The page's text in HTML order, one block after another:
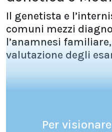
Il genetista e
comuni mezzi
l’anamnesi
valutazione degli
Per